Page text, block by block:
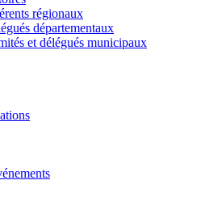
régionaux
départementaux
et délégués municipaux